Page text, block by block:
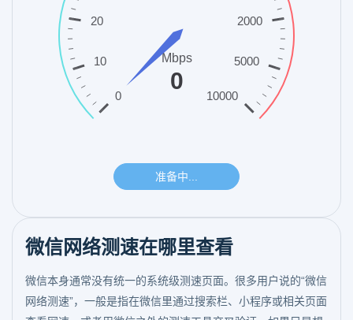
微信网络测速在哪里查看
微信本身通常没有统一的系统级测速页面。很多用户说的“微信
网络测速”，一般是指在微信里通过搜索栏、小程序或相关页面